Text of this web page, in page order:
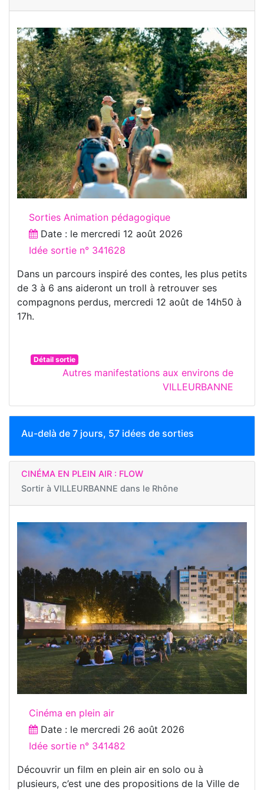
Sorties Animation pédagogique
Date : le mercredi 12 août 2026
Idée sortie n° 341628
Dans un parcours inspiré des contes, les plus petits
de 3 à 6 ans aideront un troll à retrouver ses
compagnons perdus, mercredi 12 août de 14h50 à
17h.
Détail sortie
Autres manifestations aux environs de
VILLEURBANNE
Au-delà de 7 jours, 57 idées de sorties
CINÉMA EN PLEIN AIR : FLOW
Sortir à VILLEURBANNE dans le Rhône
Cinéma en plein air
Date : le mercredi 26 août 2026
Idée sortie n° 341482
Découvrir un film en plein air en solo ou à
plusieurs, c’est une des propositions de la Ville de